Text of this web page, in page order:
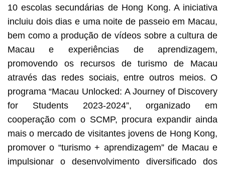
10 escolas secundárias de Hong Kong. A iniciativa
incluiu dois dias e uma noite de passeio em Macau,
bem como a produção de vídeos sobre a cultura de
Macau e experiências de aprendizagem,
promovendo os recursos de turismo de Macau
através das redes sociais, entre outros meios. O
programa “Macau Unlocked: A Journey of Discovery
for Students 2023-2024”, organizado em
cooperação com o SCMP, procura expandir ainda
mais o mercado de visitantes jovens de Hong Kong,
promover o “turismo + aprendizagem” de Macau e
impulsionar o desenvolvimento diversificado dos